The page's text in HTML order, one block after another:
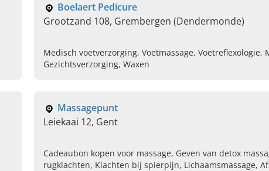
Boelaert Pedicure
Grootzand 108, Grembergen (Dendermonde)
Medisch voetverzorging, Voetmassage, Voetreflexologie,
Gezichtsverzorging, Waxen
Massagepunt
Leiekaai 12, Gent
Cadeaubon kopen voor massage, Geven van detox
rugklachten, Klachten bij spierpijn, Lichaamsmassage,